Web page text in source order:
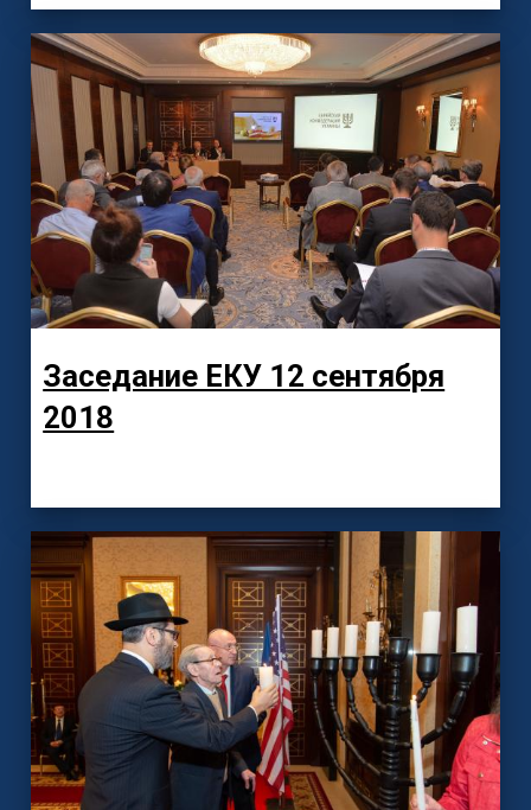
Заседание ЕКУ 12 сентября
2018